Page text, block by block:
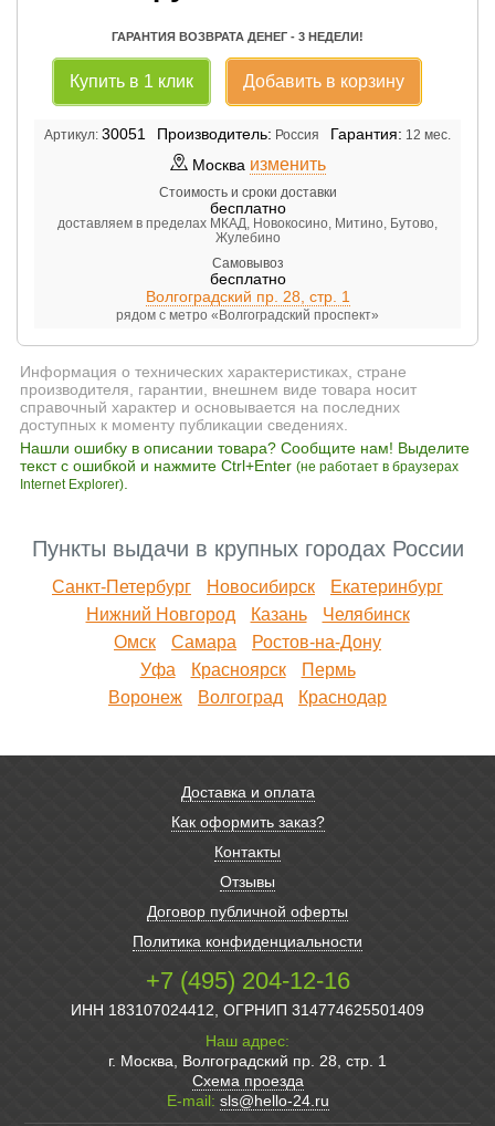
ГАРАНТИЯ ВОЗВРАТА ДЕНЕГ - 3 НЕДЕЛИ!
Купить в 1 клик Добавить в корзину
Артикул: 30051 Производитель: Россия Гарантия: 12 мес.
Москва изменить
Стоимость и сроки доставки
бесплатно
доставляем в пределах МКАД, Новокосино, Митино, Бутово,
Жулебино
Самовывоз
бесплатно
Волгоградский пр. 28, стр. 1
рядом с метро «Волгоградский проспект»
Информация о технических характеристиках, стране
производителя, гарантии, внешнем виде товара носит
справочный характер и основывается на последних
доступных к моменту публикации сведениях.
Нашли ошибку в описании товара? Сообщите нам! Выделите
текст с ошибкой и нажмите Ctrl+Enter (не работает в браузерах
Internet Explorer)
Пункты выдачи в крупных городах России
Санкт-Петербург Новосибирск
Екатеринбург
Нижний Новгород
Казань
Челябинск
Омск
Самара
Ростов-на-Дону
Уфа
Красноярск
Пермь
Воронеж
Волгоград Краснодар
Доставка и оплата
Как оформить заказ?
Контакты
Отзывы
Договор публичной оферты
Политика конфиденциальности
+7 (495) 204-12-16
ИНН 183107024412, ОГРНИП 314774625501409
Наш адрес:
г. Москва, Волгоградский пр. 28, стр. 1
Схема проезда
E-mail: sls@hello-24.ru